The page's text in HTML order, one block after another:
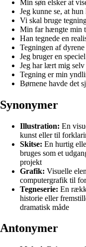
Min søn elsker at
Jeg kunne se, at
Vi skal bruge
Min far hængte min
Han tegnede en
Tegningen af
Jeg bruger en
Jeg har lært mig selv
Tegning er min
Børnene havde det
Synonymer
Illustration: En
kunst eller til
Skitse: En hurtig
bruges som et
projekt
Grafik: Visuelle
computergrafik til
Tegneserie: En
historie eller
dramatisk måde
Antonymer